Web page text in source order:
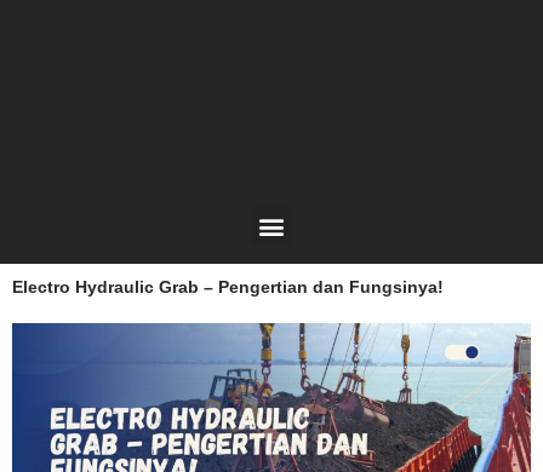
Menu
Electro Hydraulic Grab – Pengertian dan Fungsinya!